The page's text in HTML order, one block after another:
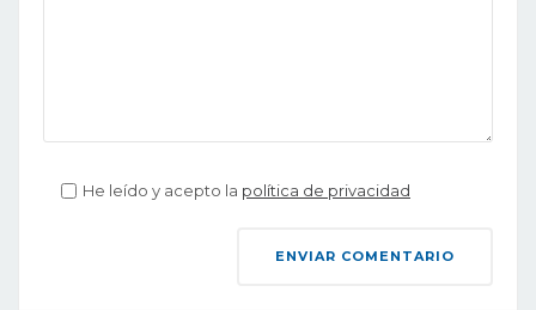
He leído y acepto la política de privacidad